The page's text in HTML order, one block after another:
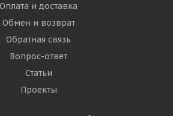
Оплата и доставка
Обмен и возврат
Обратная связь
Вопрос-ответ
Статьи
Проекты